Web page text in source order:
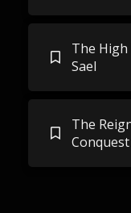
The
Sael
The
Conquest